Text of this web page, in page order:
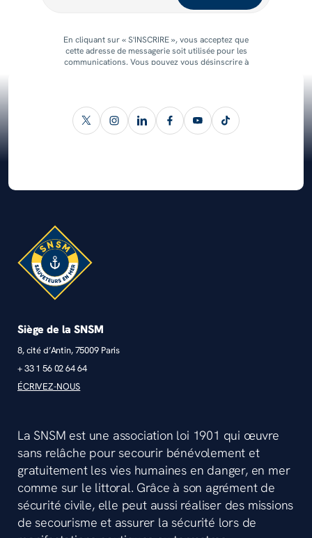
En cliquant sur « S'INSCRIRE », vous acceptez que
cette adresse de messagerie soit utilisée pour les
communications. Vous pouvez vous désinscrire à
Siège de la SNSM
8, cité d’Antin, 75009 Paris
+ 33 1 56 02 64 64
ÉCRIVEZ-NOUS
La SNSM est une association loi 1901 qui œuvre
sans relâche pour secourir bénévolement et
gratuitement les vies humaines en danger, en mer
comme sur le littoral. Grâce à son agrément de
sécurité civile, elle peut aussi réaliser des missions
de secourisme et assurer la sécurité lors de